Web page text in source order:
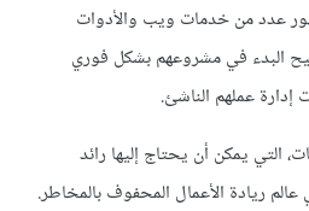
عدد من خدمات ويب والأدوات
البدء في مشروعهم بشكل فوري
إدارة عملهم الناشئ.
التي يمكن أن يحتاج إليها رائد
ريادة الأعمال المحفوف بالمخاطر.